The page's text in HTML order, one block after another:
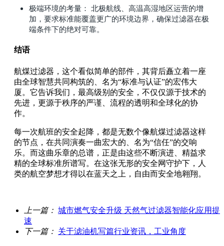
极端环境的考量： 北极航线、高温高湿地区运营的增
加，要求标准能覆盖更广的环境边界，确保过滤器在极
端条件下的绝对可靠。
结语
航煤过滤器，这个看似简单的部件，其背后矗立着一座
由全球智慧共同构筑的、名为“标准与认证”的宏伟大
厦。它告诉我们，最高级别的安全，不仅仅源于技术的
先进，更源于秩序的严谨、流程的透明和全球化的协
作。
每一次航班的安全起降，都是无数个像航煤过滤器这样
的节点，在共同演奏一曲宏大的、名为“信任”的交响
乐。而这曲乐章的总谱，正是由这些不断演进、精益求
精的全球标准所谱写。在这张无形的安全网守护下，人
类的航空梦想才得以在蓝天之上，自由而安全地翱翔。
上一篇： 城市燃气安全升级 天然气过滤器智能化应用提
速
下一篇： 关于滤油机写篇行业资讯，工业角度